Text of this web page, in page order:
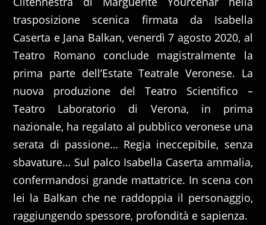
trasposizione scenica firmata da Isabella
Caserta e Jana Balkan, venerdì 7 agosto 2020, al
Teatro Romano conclude magistralmente la
prima parte dell’Estate Teatrale Veronese. La
nuova produzione del Teatro Scientifico –
Teatro Laboratorio di Verona, in prima
nazionale, ha regalato al pubblico veronese una
serata di passione… Regia ineccepibile, senza
sbavature… Sul palco Isabella Caserta ammalia,
confermandosi grande mattatrice. In scena con
lei la Balkan che ne raddoppia il personaggio,
raggiungendo spessore, profondità e sapienza.